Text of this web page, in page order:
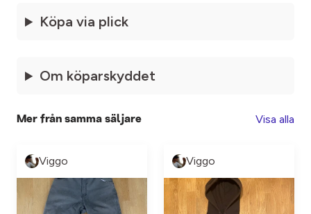
Köpa via plick
Om köparskyddet
Mer från samma säljare Visa alla
Viggo Viggo